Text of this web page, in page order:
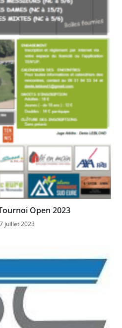
Open 2023
juillet 2023